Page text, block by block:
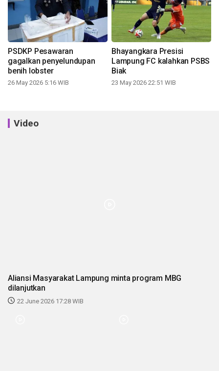
PSDKP Pesawaran
gagalkan penyelundupan
benih lobster
26 May 2026 5:16 WIB
Bhayangkara Presisi
Lampung FC kalahkan PSBS
Biak
23 May 2026 22:51 WIB
Video
Aliansi Masyarakat Lampung minta program MBG
dilanjutkan
22 June 2026 17:28 WIB